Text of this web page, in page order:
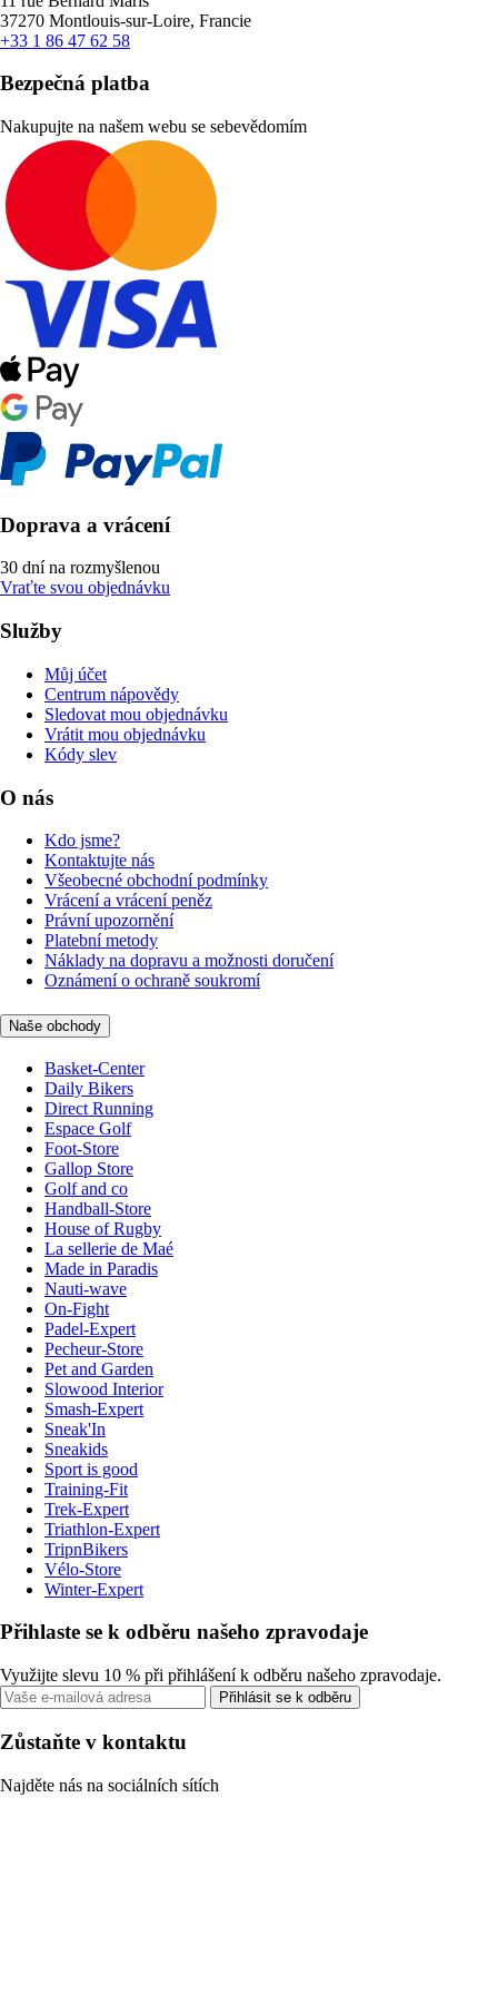
37270 Montlouis-sur-Loire, Francie
+33 1 86 47 62 58
Bezpečná platba
Nakupujte na našem webu se sebevědomím
Doprava a vrácení
30 dní na rozmyšlenou
Vraťte svou objednávku
Služby
Můj účet
Centrum nápovědy
Sledovat mou objednávku
Vrátit mou objednávku
Kódy slev
O nás
Kdo jsme?
Kontaktujte nás
Všeobecné obchodní podmínky
Vrácení a vrácení peněz
Právní upozornění
Platební metody
Náklady na dopravu a možnosti doručení
Oznámení o ochraně soukromí
Naše obchody
Basket-Center
Daily Bikers
Direct Running
Espace Golf
Foot-Store
Gallop Store
Golf and co
Handball-Store
House of Rugby
La sellerie de Maé
Made in Paradis
Nauti-wave
On-Fight
Padel-Expert
Pecheur-Store
Pet and Garden
Slowood Interior
Smash-Expert
Sneak'In
Sneakids
Sport is good
Training-Fit
Trek-Expert
Triathlon-Expert
TripnBikers
Vélo-Store
Winter-Expert
Přihlaste se k odběru našeho zpravodaje
Využijte slevu 10 % při přihlášení k odběru našeho zpravodaje.
Přihlásit se k odběru
Zůstaňte v kontaktu
Najděte nás na sociálních sítích